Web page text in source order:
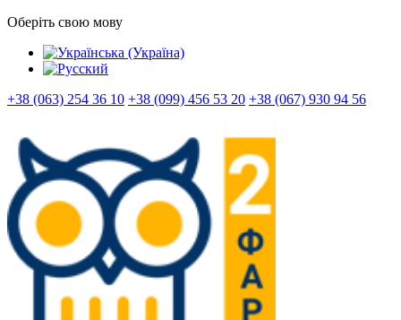
Оберіть свою мову
+38 (063) 254 36 10 +38 (099) 456 53 20 +38 (067) 930 94 56